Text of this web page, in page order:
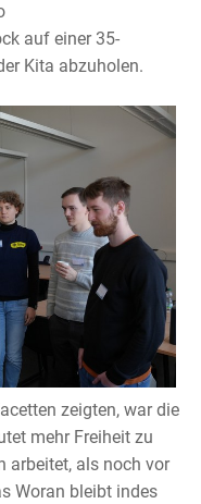
auf einer 35-
Kita abzuholen.
zeigten, war die
mehr Freiheit zu
arbeitet, als noch vor
Woran bleibt indes